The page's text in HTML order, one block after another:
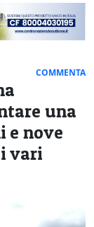
COMMENTA
una
e nove
vari